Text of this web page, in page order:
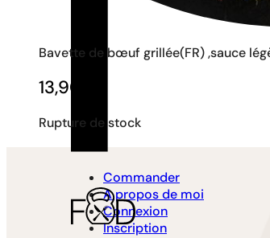
Commander
A propos de moi
Connexion
Inscription
Bavette de bœuf grillée(FR) ,sauce
13,90
Rupture de stock